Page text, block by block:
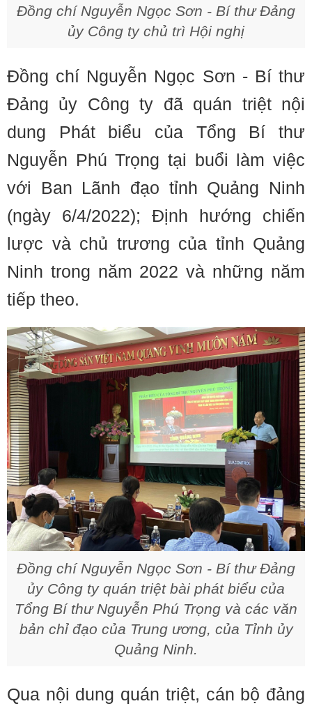
Đồng chí Nguyễn Ngọc Sơn - Bí thư Đảng
ủy Công ty chủ trì Hội nghị
Đồng chí Nguyễn Ngọc Sơn - Bí thư
Đảng ủy Công ty đã quán triệt nội
dung Phát biểu của Tổng Bí thư
Nguyễn Phú Trọng tại buổi làm việc
với Ban Lãnh đạo tỉnh Quảng Ninh
(ngày 6/4/2022); Định hướng chiến
lược và chủ trương của tỉnh Quảng
Ninh trong năm 2022 và những năm
tiếp theo.
Đồng chí Nguyễn Ngọc Sơn - Bí thư Đảng
ủy Công ty quán triệt bài phát biểu của
Tổng Bí thư Nguyễn Phú Trọng và các văn
bản chỉ đạo của Trung ương, của Tỉnh ủy
Quảng Ninh.
Qua nội dung quán triệt, cán bộ đảng